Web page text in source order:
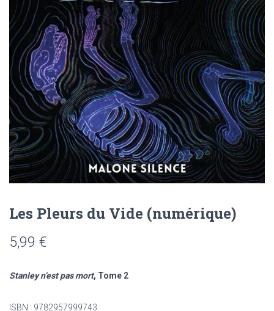
Les Pleurs du Vide (numérique)
5,99 €
Stanley n’est pas mort, Tome 2
ISBN : 9782957999743